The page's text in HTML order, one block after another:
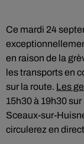
Ce mardi 24
en raison de la
les transports en
sur la route. Les
15h30 à 19h30
Sceaux-sur-
circulerez en